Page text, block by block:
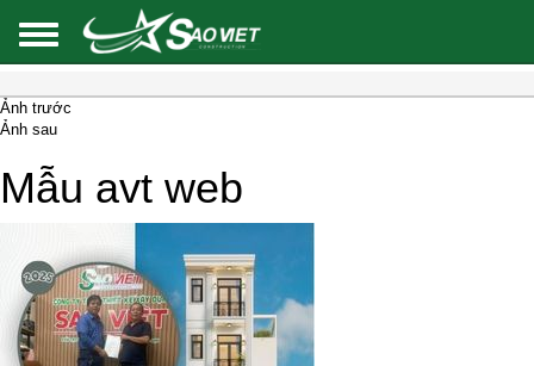
Ảnh trước
Ảnh sau
Mẫu avt web